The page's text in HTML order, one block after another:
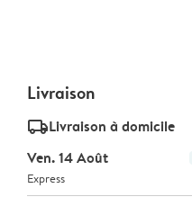
Livraison
delivery_standard_v2Livraison à domicile
Ven. 14 Août
Express